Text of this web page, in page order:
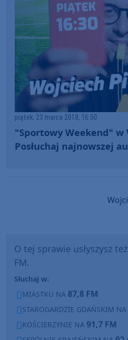
piątek, 23 marca 2018, 16:50
"Sportowy Weekend" w
Posłuchaj najnowszej
O tej sprawie usłyszysz
FM.
Słuchaj w:
MIASTKU NA 87,8 FM
STAROGARDZIE GDAŃSKIM NA
KOŚCIERZYNIE NA 91,7 FM